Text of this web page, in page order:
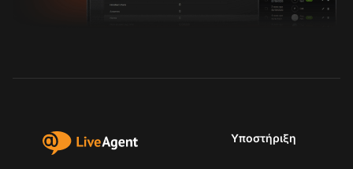
Υποστήριξη